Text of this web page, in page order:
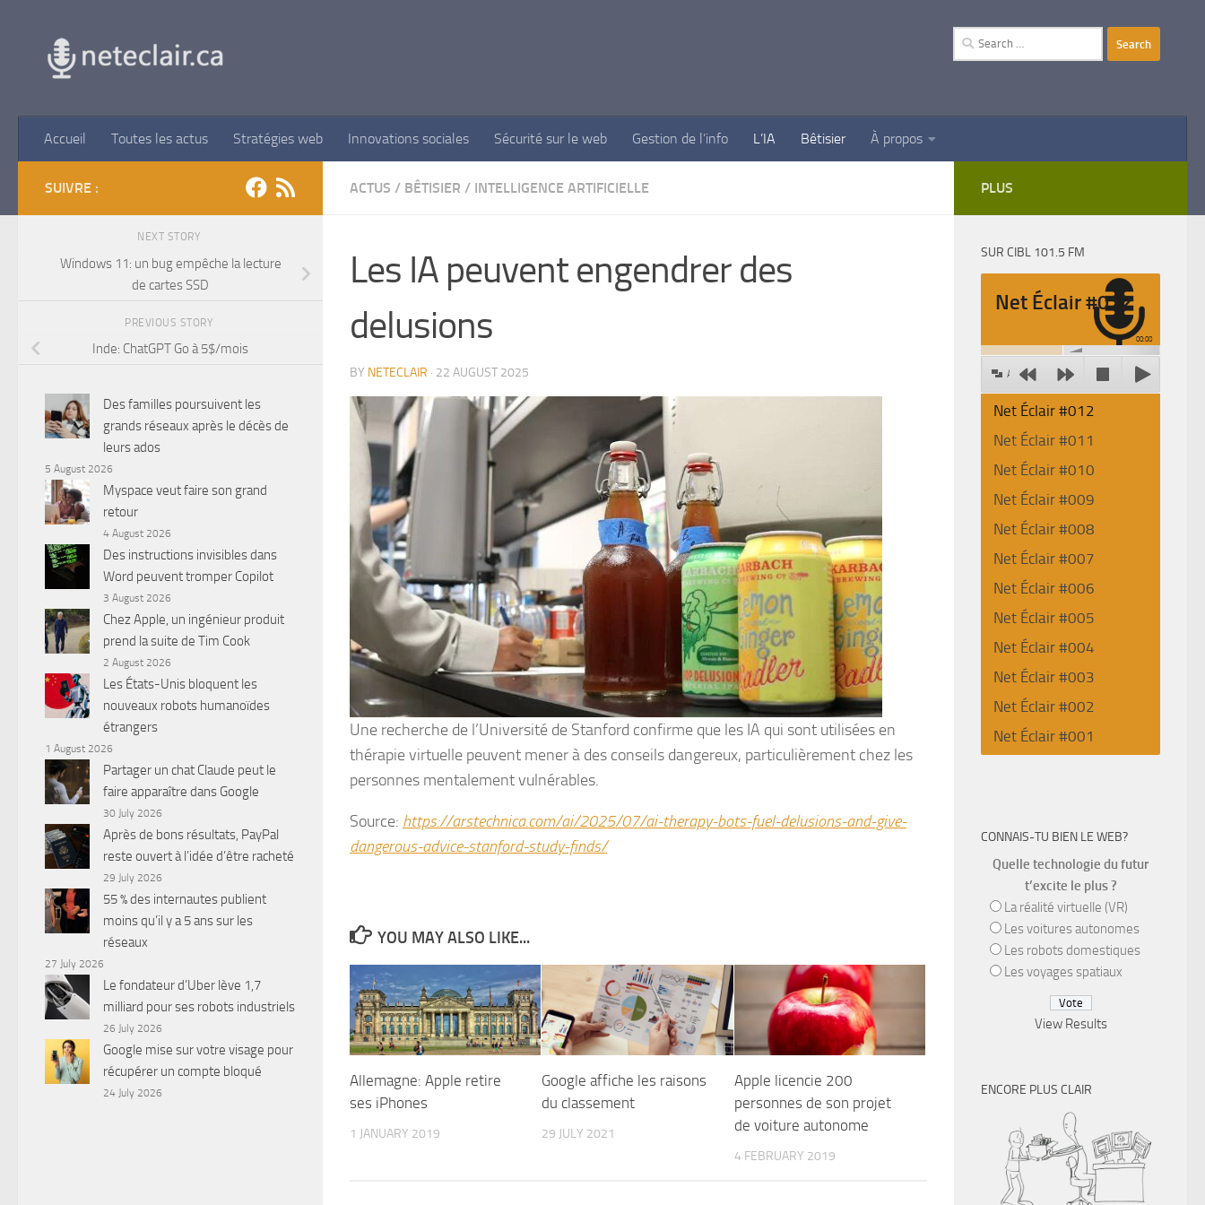
Search
for:
Accueil Toutes les actus Stratégies web Innovations sociales Sécurité sur le web Gestion de l’info L’IA Bêtisier À propos
ACTUS / BÊTISIER / INTELLIGENCE ARTIFICIELLE
Les IA peuvent engendrer des
delusions
BY NETECLAIR · 22 AUGUST 2025
Une recherche de l’Université de Stanford confirme que les IA qui sont utilisées en
thérapie virtuelle peuvent mener à des conseils dangereux, particulièrement chez les
personnes mentalement vulnérables.
Source: https://arstechnica.com/ai/2025/07/ai-therapy-bots-fuel-delusions-and-give-
dangerous-advice-stanford-study-finds/
YOU MAY ALSO LIKE...
Allemagne: Apple retire
ses iPhones
1 JANUARY 2019
Google affiche les raisons
du classement
29 JULY 2021
Apple licencie 200
personnes de son projet
de voiture autonome
4 FEBRUARY 2019
SUIVRE :
NEXT STORY
Windows 11: un bug empêche la lecture
de cartes SSD
PREVIOUS STORY
Inde: ChatGPT Go à 5$/mois
Des familles poursuivent les
grands réseaux après le décès de
leurs ados
5 August 2026
Myspace veut faire son grand
retour
4 August 2026
Des instructions invisibles dans
Word peuvent tromper Copilot
3 August 2026
Chez Apple, un ingénieur produit
prend la suite de Tim Cook
2 August 2026
Les États-Unis bloquent les
nouveaux robots humanoïdes
étrangers
1 August 2026
Partager un chat Claude peut le
faire apparaître dans Google
30 July 2026
Après de bons résultats, PayPal
reste ouvert à l’idée d’être racheté
29 July 2026
55 % des internautes publient
moins qu’il y a 5 ans sur les
réseaux
27 July 2026
Le fondateur d’Uber lève 1,7
milliard pour ses robots industriels
26 July 2026
Google mise sur votre visage pour
récupérer un compte bloqué
24 July 2026
PLUS
SUR CIBL 101.5 FM
Net Éclair #012
00:00
Agrandir
Net Éclair #012
Net Éclair #011
Net Éclair #010
Net Éclair #009
Net Éclair #008
Net Éclair #007
Net Éclair #006
Net Éclair #005
Net Éclair #004
Net Éclair #003
Net Éclair #002
Net Éclair #001
CONNAIS-TU BIEN LE WEB?
Quelle technologie du futur
t’excite le plus ?
La réalité virtuelle (VR)
Les voitures autonomes
Les robots domestiques
Les voyages spatiaux
View Results
ENCORE PLUS CLAIR